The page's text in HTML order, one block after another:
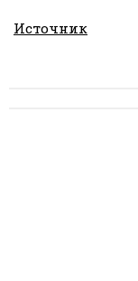
Источник